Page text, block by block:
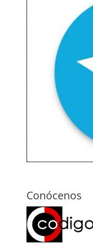
Conócenos